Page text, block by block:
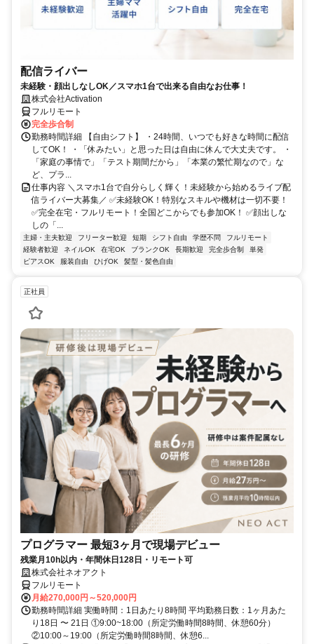
配信ライバー
未経験・顔出しなしOK／スマホ1台で出来る自由なお仕事！
株式会社Activation
フルリモート
完全歩合制
勤務時間詳細 【自由シフト】 ・24時間、いつでも好きな時間に配信
してOK！ ・「休みたい」と思った日は自由に休んで大丈夫です。 ・
「家庭の事情で」「テスト期間だから」「本業の繁忙期なので」な
ど、プラ...
仕事内容 ＼スマホ1台で自分らしく輝く！未経験から始めるライブ配
信ライバー大募集／ ✅未経験OK！特別なスキルや機材は一切不要！
✅完全在宅・フルリモート！全国どこからでも参加OK！ ✅顔出しな
しの「...
主婦・主夫歓迎 フリーター歓迎 短期 シフト自由 学歴不問
フルリモート
経験者歓迎
ネイルOK 在宅OK ブランクOK 長期歓迎 完全歩合制
単発
ピアスOK
服装自由 ひげOK 髪型・髪色自由
正社員
プログラマー 最短3ヶ月で現場デビュー
残業月10h以内・年間休日128日・リモート可
株式会社ネオアクト
フルリモート
月給270,000円～520,000円
勤務時間詳細 実働時間：1日あたり8時間 平均勤務日数：1ヶ月あた
り18日 〜 21日 ①9:00~18:00（所定労働時間8時間、休憩60分）
②10:00～19:00（所定労働時間8時間、休憩6...